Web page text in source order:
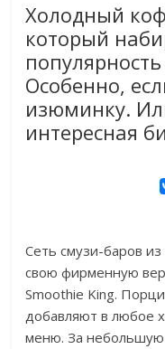
Холодный
который
Особенно,
изюминку.
интересная
Сеть смузи-баров
свою фирменную
Smoothie King.
добавляют в любое
меню. За небольшую